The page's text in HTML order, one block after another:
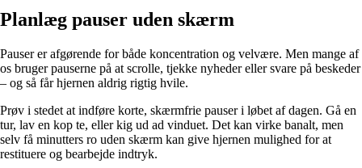
Planlæg pauser uden skærm
Pauser er afgørende for både koncentration og velvære. Men mange af
os bruger pauserne på at scrolle, tjekke nyheder eller svare på beskeder
– og så får hjernen aldrig rigtig hvile.
Prøv i stedet at indføre korte, skærmfrie pauser i løbet af dagen. Gå en
tur, lav en kop te, eller kig ud ad vinduet. Det kan virke banalt, men
selv få minutters ro uden skærm kan give hjernen mulighed for at
restituere og bearbejde indtryk.